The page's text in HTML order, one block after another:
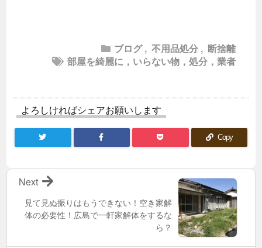
ブログ , 不用品処分 , 断捨離
部屋を綺麗に，いらない物，処分，業者
よろしければシェアお願いします
Copy
見て見ぬ振りはもうできない！空き家解
体の必要性！広島で一軒家解体をするな
ら？
Next